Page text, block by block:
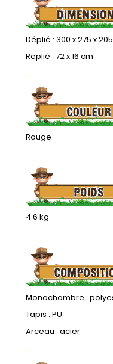
Déplié : 300 x 275 x 205
Replié : 72 x 16 cm
.
Rouge
.
4.6 kg
.
Monochambre :
Tapis : PU
Arceau : acier
.